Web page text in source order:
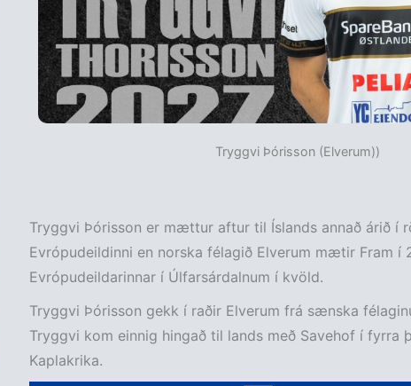
Tryggvi Þórisson (Elverum))
Tryggvi Þórisson er mættur aftur til Íslands annað árið í
Evrópudeildinni en norska félagið Elverum mætir Fram í
Evrópudeildarinnar í Úlfarsárdalnum í kvöld.
Tryggvi Þórisson gekk í raðir Elverum frá sænska
Tryggvi kom einnig hingað til lands með Savehof í fyrra
Kaplakrika.